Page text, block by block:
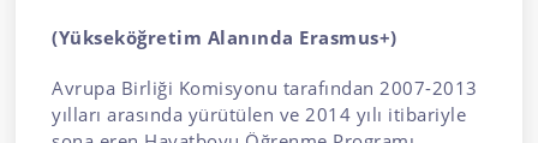
(Yükseköğretim Alanında Erasmus+)
Avrupa Birliği Komisyonu tarafından 2007-2013
yılları arasında yürütülen ve 2014 yılı itibariyle